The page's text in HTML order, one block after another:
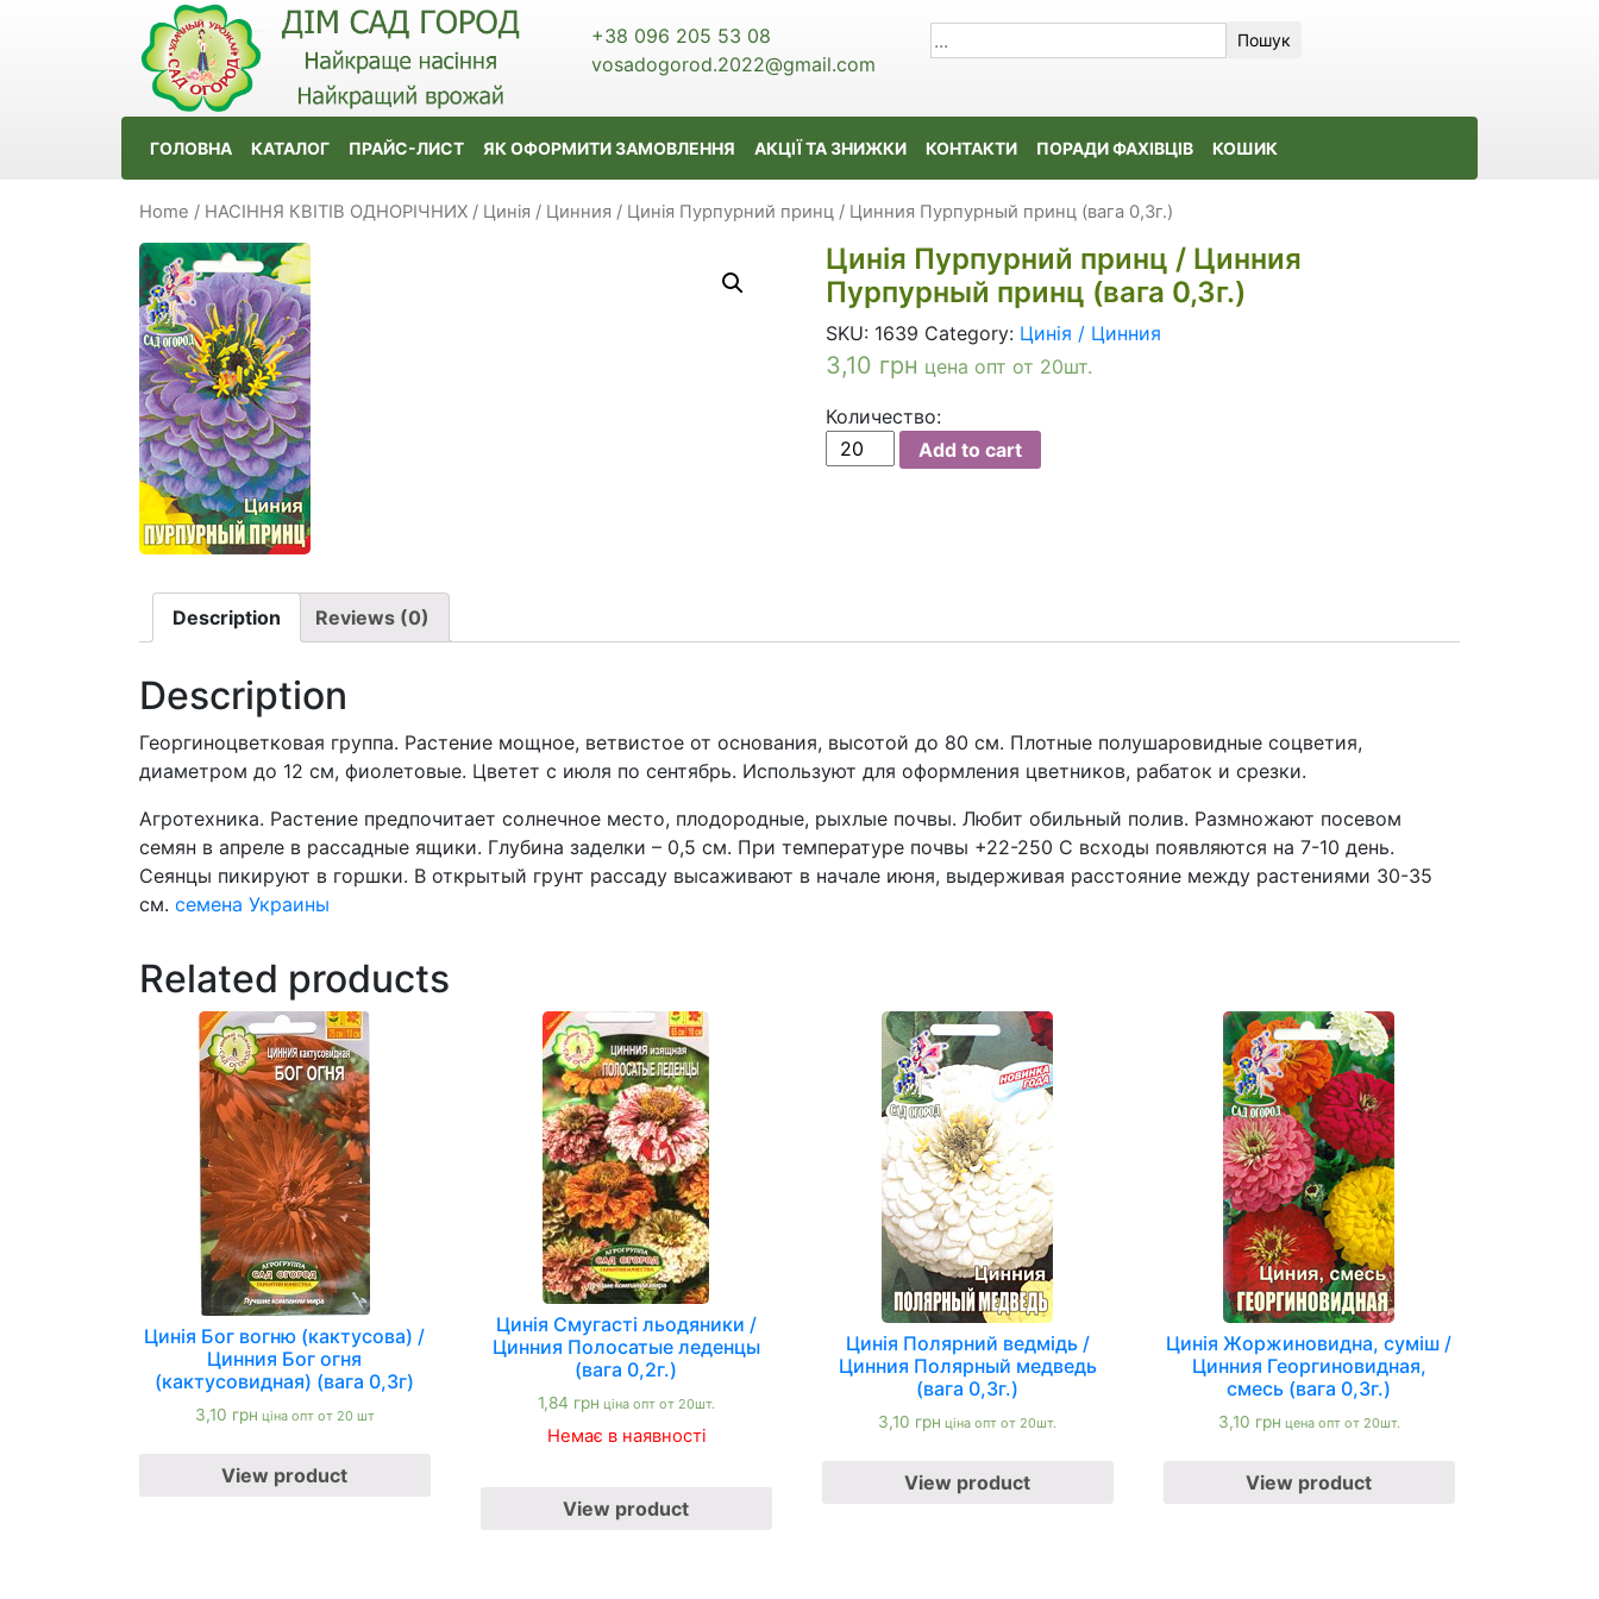
+38 096 205 53 08
vosadogorod.2022@gmail.com
Пошук
ГОЛОВНА КАТАЛОГ ПРАЙС-ЛИСТ ЯК ОФОРМИТИ ЗАМОВЛЕННЯ АКЦІЇ ТА ЗНИЖКИ КОНТАКТИ ПОРАДИ ФАХІВЦІВ КОШИК
Home / НАСІННЯ КВІТІВ ОДНОРІЧНИХ / Цинія / Цинния / Цинія Пурпурний принц / Цинния Пурпурный принц (вага 0,3г.)
Цинія Пурпурний принц / Цинния
Пурпурный принц (вага 0,3г.)
SKU: 1639 Category: Цинія / Цинния
3,10 грн цена опт от 20шт.
Количество:
Цинія
Пурпурний
(вага
Add to cart
Description Reviews (0)
Description
Георгиноцветковая группа. Растение мощное, ветвистое от основания, высотой до 80 см. Плотные полушаровидные соцветия,
диаметром до 12 см, фиолетовые. Цветет с июля по сентябрь. Используют для оформления цветников, рабаток и срезки.
Агротехника. Растение предпочитает солнечное место, плодородные, рыхлые почвы. Любит обильный полив. Размножают посевом
семян в апреле в рассадные ящики. Глубина заделки – 0,5 см. При температуре почвы +22-250 С всходы появляются на 7-10 день.
Сеянцы пикируют в горшки. В открытый грунт рассаду высаживают в начале июня, выдерживая расстояние между растениями 30-35
см. семена Украины
Related products
Цинія Бог вогню (кактусова) /
Цинния Бог огня
(кактусовидная) (вага 0,3г)
3,10 грн ціна опт от 20 шт
View product
Цинія Смугасті льодяники /
Цинния Полосатые леденцы
(вага 0,2г.)
1,84 грн ціна опт от 20шт.
Немає в наявності
View product
Цинія Полярний ведмідь /
Цинния Полярный медведь
(вага 0,3г.)
3,10 грн ціна опт от 20шт.
View product
Цинія Жоржиновидна, суміш /
Цинния Георгиновидная,
смесь (вага 0,3г.)
3,10 грн цена опт от 20шт.
View product